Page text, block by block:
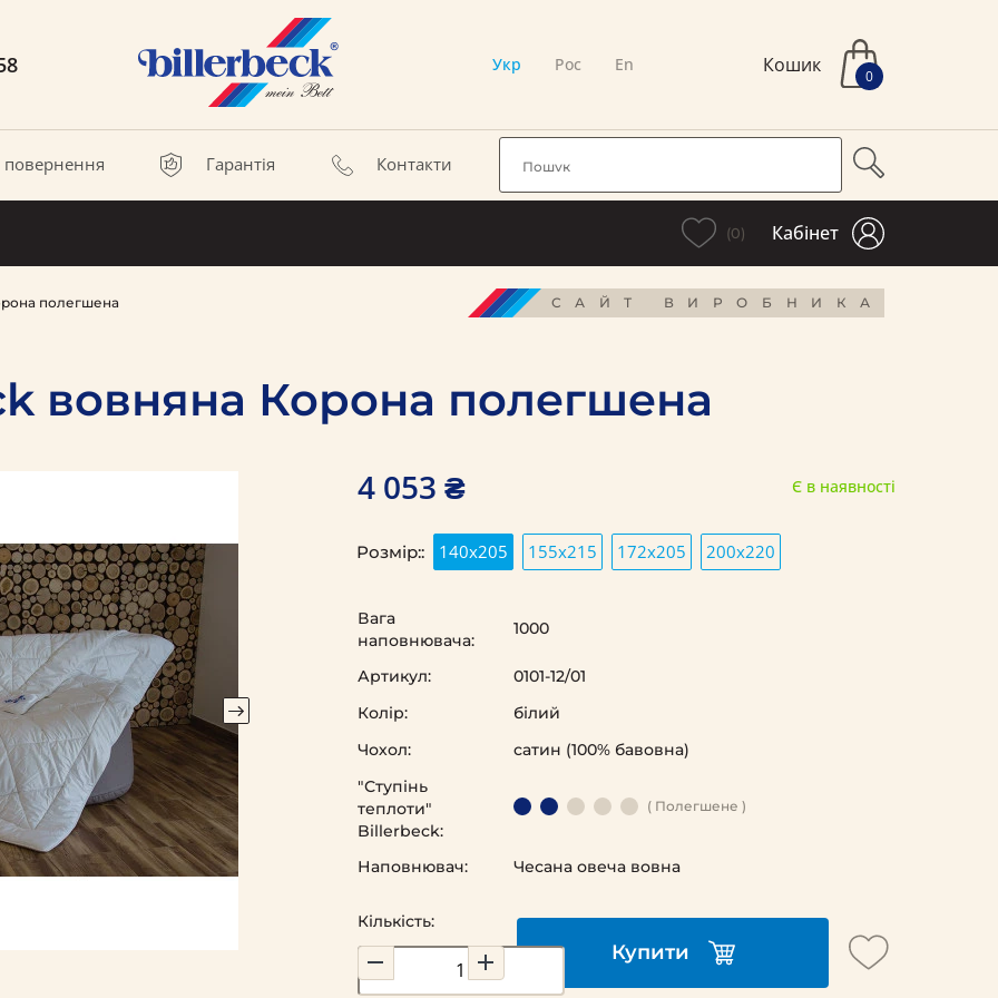
Укр Рос En Кошик 0
повернення Гарантія Контакти
(0) Кабінет
полегшена САЙТ ВИРОБНИКА
вовняна Корона полегшена
4 053 ₴ Є в наявності
Розмір:: 140х205 155х215 172х205 200х220
Кількість:
Купити
Вага
наповнювача:
1000
Артикул:
0101-12/01
Колір:
білий
Чохол:
сатин (100% бавовна)
"Ступінь
теплоти"
Billerbeck:
( Полегшене )
Наповнювач: Чесана овеча вовна